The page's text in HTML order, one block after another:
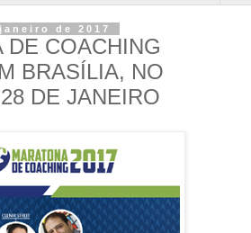
de 2017
DE COACHING
BRASÍLIA, NO
DE JANEIRO